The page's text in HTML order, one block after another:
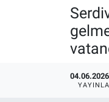
EKONOMİ
Son Dakika